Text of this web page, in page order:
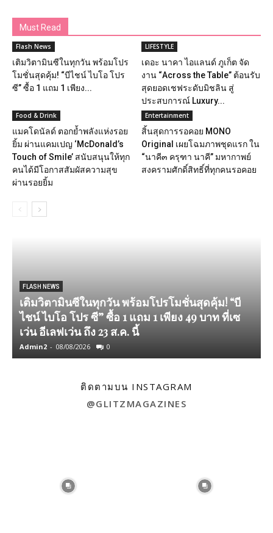
Must Read
Flash News
เติมวิตามินซีในทุกวัน พร้อมโปร
โมชั่นสุดคุ้ม! “บีไชน์ ไบโอ โปร
ซี” ซื้อ 1 แถม 1 เพียง...
LIFESTYLE
เดอะ นาคา ไอแลนด์ ภูเก็ต จัด
งาน “Across the Table” ต้อนรับ
สุดยอดเชฟระดับมิชลิน สู่
ประสบการณ์ Luxury...
Food & Drink
แมคโดนัลด์ ตอกย้ำพลังแห่งรอย
ยิ้ม ผ่านแคมเปญ ‘McDonald’s
Touch of Smile’ สนับสนุนให้ทุก
คนได้มีโอกาสสัมผัสความสุข
ผ่านรอยยิ้ม
Entertainment
สิ้นสุดการรอคอย MONO
Original เผยโฉมภาพชุดแรก ใน
“นาคี๓ ครุฑา นาคี” มหากาพย์
สงครามศักดิ์สิทธิ์ที่ทุกคนรอคอย
FLASH NEWS
เติมวิตามินซีในทุกวัน พร้อมโปรโมชั่นสุดคุ้ม! “บี
ไชน์ ไบโอ โปร ซี” ซื้อ 1 แถม 1 เพียง 49 บาท ที่เซ
เว่น อีเลฟเว่น ถึง 23 ส.ค. นี้
Admin2 - 08/08/2026 0
ติดตามบน INSTAGRAM
@GLITZMAGAZINES